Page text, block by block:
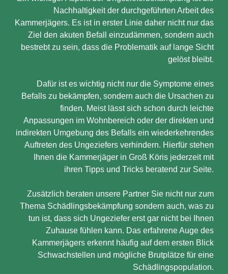
Nachhaltigkeit der durchgeführten Arbeit des
Kammerjägers. Es ist in erster Linie daher nicht nur das
Ziel den akuten Befall einzudämmen, sondern auch
bestrebt zu sein, dass die Problematik auf lange Sicht
gelöst bleibt.
Dafür ist es wichtig nicht nur die Symptome eines
Befalls zu bekämpfen, sondern auch die Ursachen zu
finden. Meist lässt sich schon durch leichte
Anpassungen im Wohnbereich oder der direkten und
indirekten Umgebung des Befalls ein wiederkehrendes
Auftreten des Ungeziefers verhindern. Hierfür stehen
Ihnen die Kammerjäger in Groß Köris jederzeit mit
ihren Tipps und Tricks beratend zur Seite.
Zusätzlich beraten unsere Partner Sie nicht nur zum
Thema Schädlingsbekämpfung sondern auch, was zu
tun ist, dass sich Ungeziefer erst gar nicht bei Ihnen
Zuhause fühlen kann. Das erfahrene Auge des
Kammerjägers erkennt häufig auf dem ersten Blick
Schwachstellen und mögliche Brutplätze für eine
Schädlingspopulation.